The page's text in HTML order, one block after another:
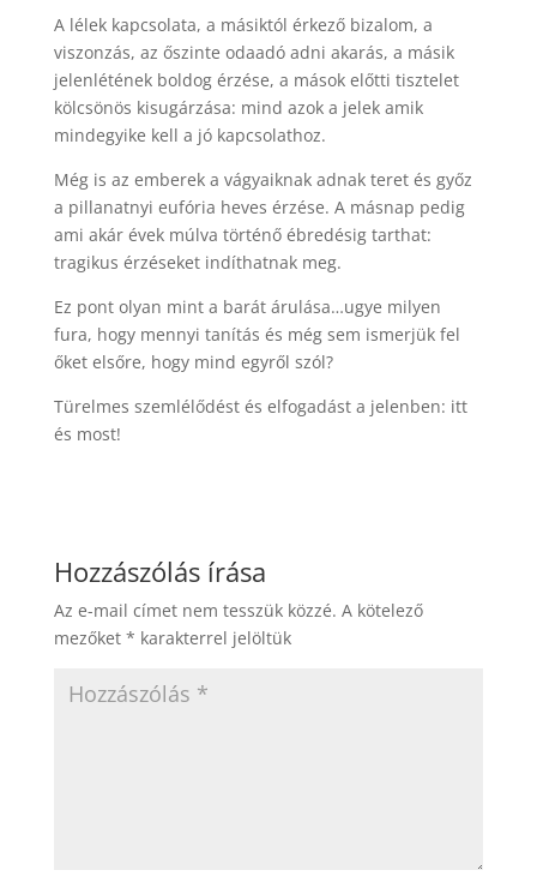
A lélek kapcsolata, a másiktól érkező bizalom, a
viszonzás, az őszinte odaadó adni akarás, a másik
jelenlétének boldog érzése, a mások előtti tisztelet
kölcsönös kisugárzása: mind azok a jelek amik
mindegyike kell a jó kapcsolathoz.
Még is az emberek a vágyaiknak adnak teret és győz
a pillanatnyi eufória heves érzése. A másnap pedig
ami akár évek múlva történő ébredésig tarthat:
tragikus érzéseket indíthatnak meg.
Ez pont olyan mint a barát árulása…ugye milyen
fura, hogy mennyi tanítás és még sem ismerjük fel
őket elsőre, hogy mind egyről szól?
Türelmes szemlélődést és elfogadást a jelenben: itt
és most!
Hozzászólás írása
Az e-mail címet nem tesszük közzé. A kötelező
mezőket * karakterrel jelöltük